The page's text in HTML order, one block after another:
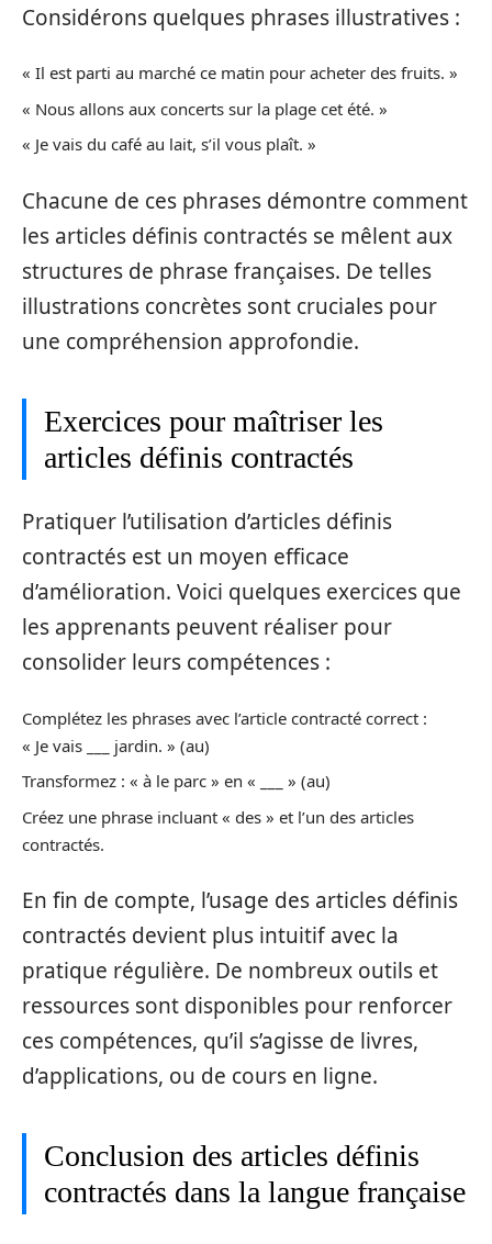
Considérons quelques phrases illustratives :
« Il est parti au marché ce matin pour acheter des fruits. »
« Nous allons aux concerts sur la plage cet été. »
« Je vais du café au lait, s’il vous plaît. »
Chacune de ces phrases démontre comment
les articles définis contractés se mêlent aux
structures de phrase françaises. De telles
illustrations concrètes sont cruciales pour
une compréhension approfondie.
Exercices pour maîtriser les
articles définis contractés
Pratiquer l’utilisation d’articles définis
contractés est un moyen efficace
d’amélioration. Voici quelques exercices que
les apprenants peuvent réaliser pour
consolider leurs compétences :
Complétez les phrases avec l’article contracté correct :
« Je vais ___ jardin. » (au)
Transformez : « à le parc » en « ___ » (au)
Créez une phrase incluant « des » et l’un des articles
contractés.
En fin de compte, l’usage des articles définis
contractés devient plus intuitif avec la
pratique régulière. De nombreux outils et
ressources sont disponibles pour renforcer
ces compétences, qu’il s’agisse de livres,
d’applications, ou de cours en ligne.
Conclusion des articles définis
contractés dans la langue française